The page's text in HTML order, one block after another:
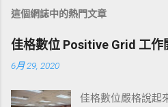
這個網誌中的熱門文章
佳格數位 Positive Grid 工作
6月 29, 2020
佳格數位嚴格說起